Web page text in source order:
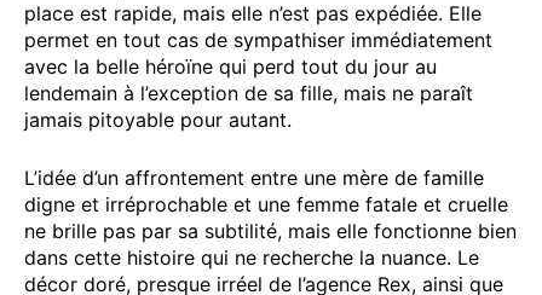
place est rapide, mais elle n’est pas expédiée. Elle
permet en tout cas de sympathiser immédiatement
avec la belle héroïne qui perd tout du jour au
lendemain à l’exception de sa fille, mais ne paraît
jamais pitoyable pour autant.
L’idée d’un affrontement entre une mère de famille
digne et irréprochable et une femme fatale et cruelle
ne brille pas par sa subtilité, mais elle fonctionne bien
dans cette histoire qui ne recherche la nuance. Le
décor doré, presque irréel de l’agence Rex, ainsi que